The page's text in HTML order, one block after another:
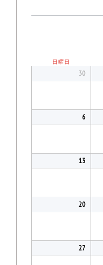
日曜日
30
6
13
20
27